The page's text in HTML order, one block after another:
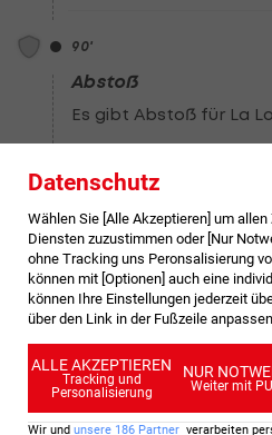
90'
Abstoß
Es gibt Abstoß für La
90'
Schuss neben das
Der letzte Schuss von
das Tor.
89'
Abseits
Pfiff von Schiedsrichter
Datenschutz
Wählen Sie [Alle Akzeptieren] um
Diensten zuzustimmen oder [Nur
ohne Tracking uns Peronsalisierung
können mit [Optionen] auch eine
können Ihre Einstellungen jederzeit
über den Link in der Fußzeile
ALLE AKZEPTIEREN
Tracking und
Personalisierung
NUR
Weiter mit
Wir und unsere 186 Partner verarbeiten